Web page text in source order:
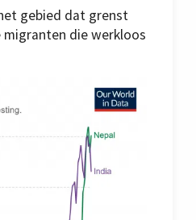
gebied dat grenst
die werkloos